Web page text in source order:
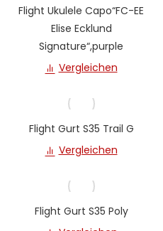
Flight Ukulele Capo“FC-EE
Elise Ecklund
Signature“,purple
Vergleichen
Flight Gurt S35 Trail G
Vergleichen
Flight Gurt S35 Poly